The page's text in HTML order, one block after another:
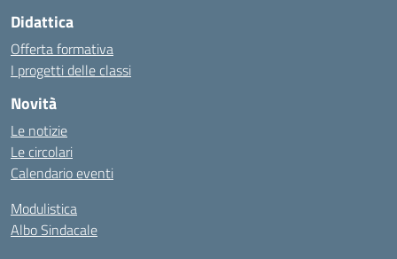
Didattica
Offerta formativa
I progetti delle classi
Novità
Le notizie
Le circolari
Calendario eventi
Modulistica
Albo Sindacale